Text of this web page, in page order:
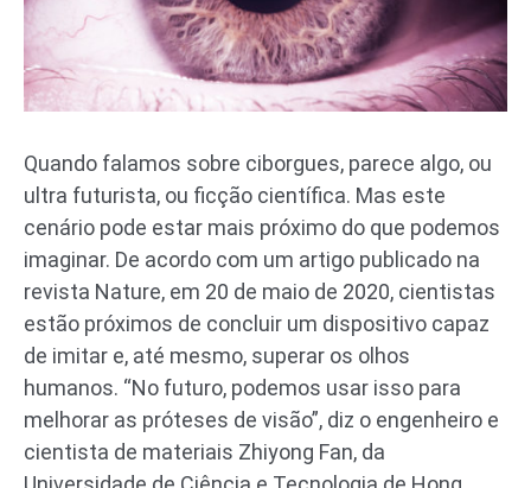
Quando falamos sobre ciborgues, parece algo, ou
ultra futurista, ou ficção científica. Mas este
cenário pode estar mais próximo do que podemos
imaginar. De acordo com um artigo publicado na
revista Nature, em 20 de maio de 2020, cientistas
estão próximos de concluir um dispositivo capaz
de imitar e, até mesmo, superar os olhos
humanos. “No futuro, podemos usar isso para
melhorar as próteses de visão”, diz o engenheiro e
cientista de materiais Zhiyong Fan, da